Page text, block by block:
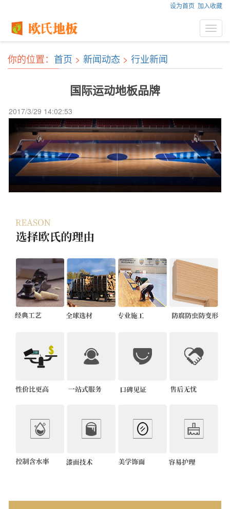
设为首页 加入收藏
你的位置： 首页 > 新闻动态 > 行业新闻
国际运动地板品牌
2017/3/29 14:02:53